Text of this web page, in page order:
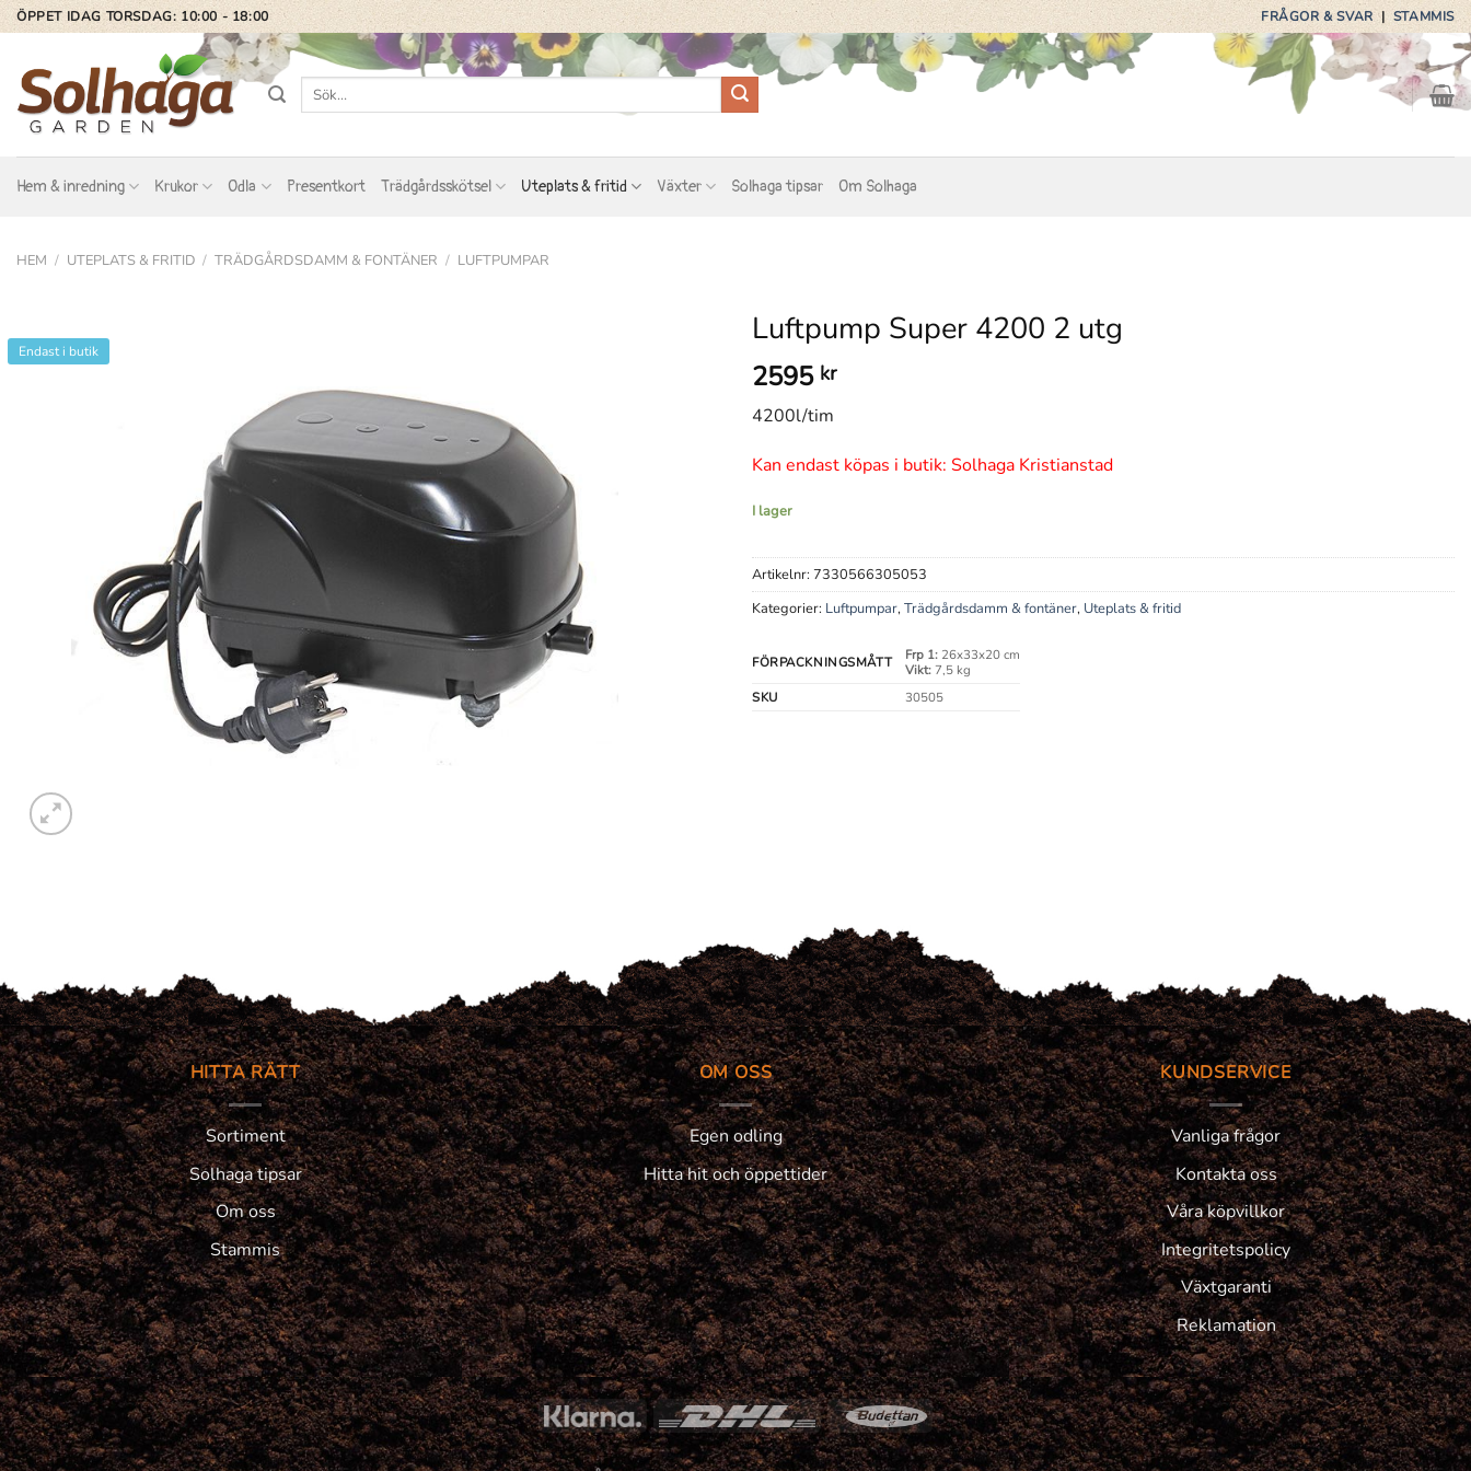
Skip
to
content
ÖPPET IDAG TORSDAG: 10:00 - 18:00 FRÅGOR & SVAR|STAMMIS
Sök
Hem & inredning Krukor Odla Presentkort Trädgårdsskötsel Uteplats & fritid Växter Solhaga tipsar Om Solhaga
HEM / UTEPLATS & FRITID / TRÄDGÅRDSDAMM & FONTÄNER / LUFTPUMPAR
Endast i butik
Luftpump Super 4200 2 utg
2595 kr
4200l/tim
Kan endast köpas i butik: Solhaga Kristianstad
I lager
Artikelnr: 7330566305053
Kategorier: Luftpumpar,Trädgårdsdamm & fontäner, Uteplats & fritid
FÖRPACKNINGSMÅTT Frp 1:26x33x20 cm
Vikt:7,5 kg
SKU
30505
HITTA RÄTT
Sortiment
Solhaga tipsar
Om oss
Stammis
OM OSS
Egen odling
Hitta hit och öppettider
KUNDSERVICE
Vanliga frågor
Kontakta oss
Våra köpvillkor
Integritetspolicy
Växtgaranti
Reklamation